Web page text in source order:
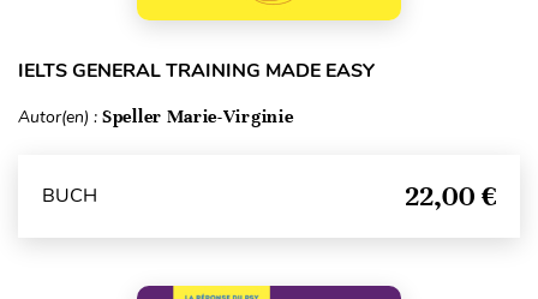
IELTS GENERAL TRAINING MADE EASY
Autor(en) : Speller Marie-Virginie
BUCH 22,00 €